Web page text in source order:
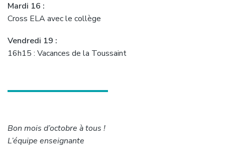
Mardi 16 :
Cross ELA avec le collège
Vendredi 19 :
16h15 : Vacances de la Toussaint
Bon mois d’octobre à tous !
L’équipe enseignante